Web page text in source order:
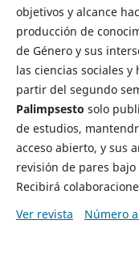
objetivos y alcance
producción de
de Género y sus
las ciencias sociales
partir del segundo
Palimpsesto solo
de estudios,
acceso abierto, y sus
revisión de pares
Recibirá
Ver revista
Número